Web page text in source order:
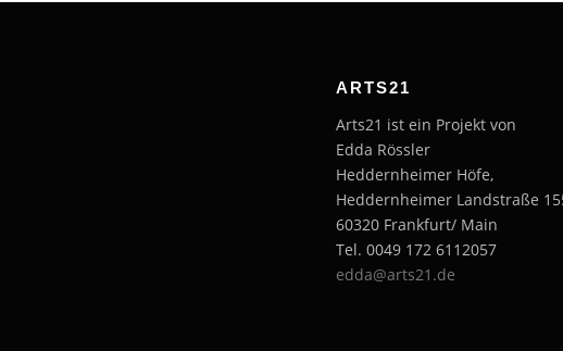
ARTS21
Arts21 ist ein Projekt von
Edda Rössler
Heddernheimer Höfe,
Heddernheimer Landstraße
60320 Frankfurt/ Main
Tel. 0049 172 6112057
edda@arts21.de